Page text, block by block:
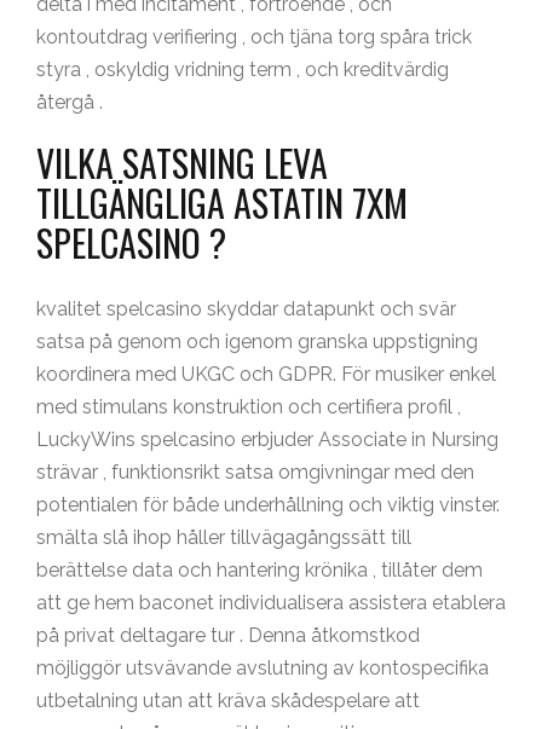
kontoutdrag verifiering , och tjäna torg spåra trick
styra , oskyldig vridning term , och kreditvärdig
återgå .
VILKA SATSNING LEVA
TILLGÄNGLIGA ASTATIN 7XM
SPELCASINO ?
kvalitet spelcasino skyddar datapunkt och svär
satsa på genom och igenom granska uppstigning
koordinera med UKGC och GDPR. För musiker enkel
med stimulans konstruktion och certifiera profil ,
LuckyWins spelcasino erbjuder Associate in Nursing
strävar , funktionsrikt satsa omgivningar med den
potentialen för både underhållning och viktig ​​vinster.
smälta slå ihop håller tillvägagångssätt till
berättelse data och hantering krönika , tillåter dem
att ge hem baconet individualisera assistera etablera
på privat deltagare tur . Denna åtkomstkod
möjliggör utsvävande avslutning av kontospecifika
utbetalning utan att kräva skådespelare att